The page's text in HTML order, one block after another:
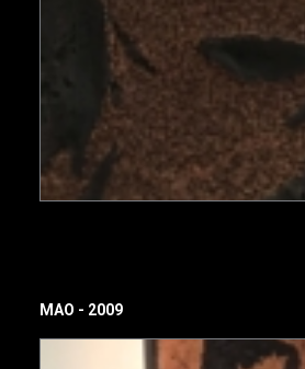
MAO - 2009